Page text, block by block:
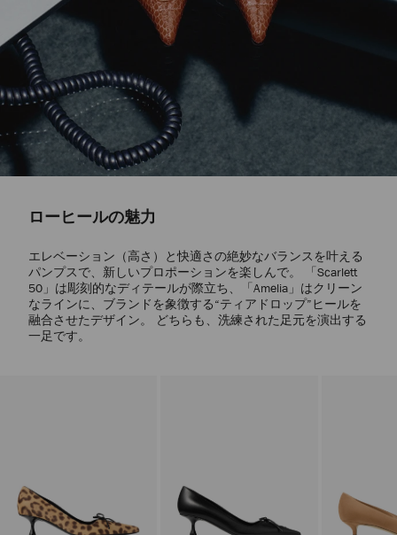
ローヒールの魅力
エレベーション（高さ）と快適さの絶妙なバランスを叶える
パンプスで、新しいプロポーションを楽しんで。 「Scarlett
50」は彫刻的なディテールが際立ち、「Amelia」はクリーン
なラインに、ブランドを象徴する“ティアドロップ”ヒールを
融合させたデザイン。 どちらも、洗練された足元を演出する
一足です。